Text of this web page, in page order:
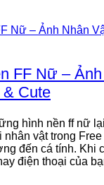
FF Nữ –
& Cute
hình nền ff nữ
nhân vật trong
đến cá tính. Khi
điện thoại của